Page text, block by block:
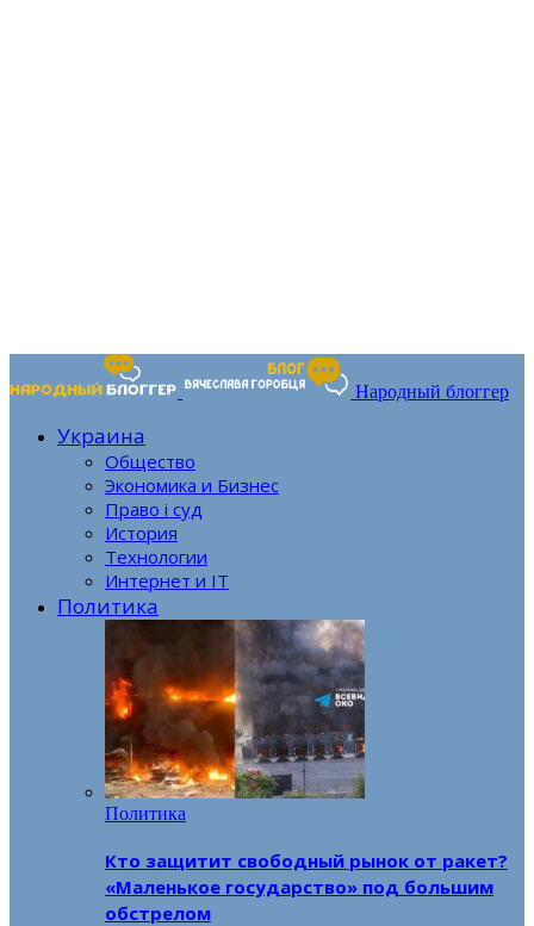
Народный блоггер
Украина
Общество
Экономика и Бизнес
Право і суд
История
Технологии
Интернет и IT
Политика
Политика
Кто защитит свободный рынок от ракет?
«Маленькое государство» под большим
обстрелом